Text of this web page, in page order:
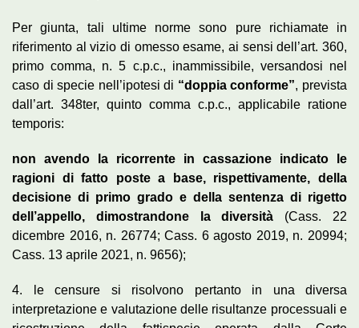
Per giunta, tali ultime norme sono pure richiamate in
riferimento al vizio di omesso esame, ai sensi dell’art. 360,
primo comma, n. 5 c.p.c., inammissibile, versandosi nel
caso di specie nell’ipotesi di “doppia conforme”, prevista
dall’art. 348ter, quinto comma c.p.c., applicabile ratione
temporis:
non avendo la ricorrente in cassazione indicato le
ragioni di fatto poste a base, rispettivamente, della
decisione di primo grado e della sentenza di rigetto
dell’appello, dimostrandone la diversità (Cass. 22
dicembre 2016, n. 26774; Cass. 6 agosto 2019, n. 20994;
Cass. 13 aprile 2021, n. 9656);
4. le censure si risolvono pertanto in una diversa
interpretazione e valutazione delle risultanze processuali e